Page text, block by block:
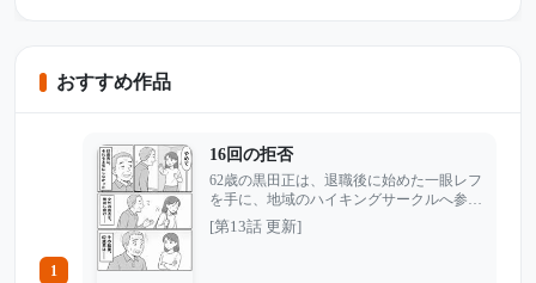
おすすめ作品
1
16回の拒否
62歳の黒田正は、退職後に始めた一眼レフ
を手に、地域のハイキングサークルへ参加
していた。 「嫌がる人ほど、綺麗に撮っ
てあげたいんですよ」 そう笑う黒田は、
[第13話 更新]